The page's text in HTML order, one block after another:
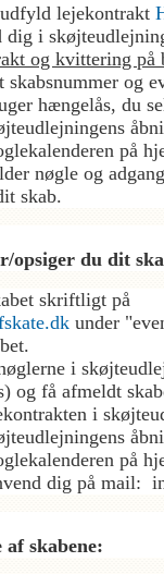
lejekontrakt
dig i
og kvittering på
skabsnummer og
hængelås, du
på
nøgle og
skab.
opsiger du dit
skriftligt på
under
i
og få afmeldt
i
på
dig på mail:
skabene: